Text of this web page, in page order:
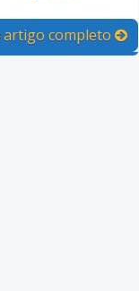
artigo completo